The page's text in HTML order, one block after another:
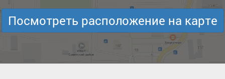
Посмотреть расположение на карте